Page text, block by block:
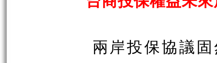
兩岸投保協議